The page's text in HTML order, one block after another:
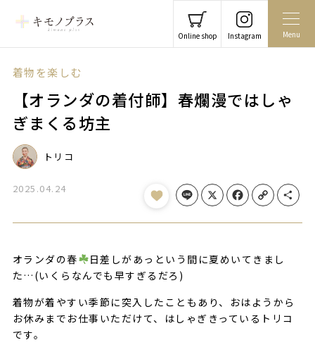
Online shop Instagram Menu
着物を楽しむ
【オランダの着付師】春爛漫ではしゃ
ぎまくる坊主
トリコ
2025.04.24 Line X Facebook Copy Link Share
オランダの春
日差しがあっという間に夏めいてきまし
た…(いくらなんでも早すぎるだろ)
着物が着やすい季節に突入したこともあり、おはようから
お休みまでお仕事いただけて、はしゃぎきっているトリコ
です。